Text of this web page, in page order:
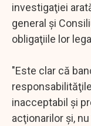
investigaţiei
general şi
obligaţiile lor
"Este clar că
inacceptabil şi
acţionarilor şi,